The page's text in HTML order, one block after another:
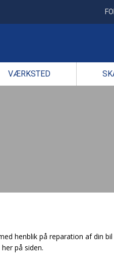
VÆRKSTED
henblik på reparation af din bil
på siden.